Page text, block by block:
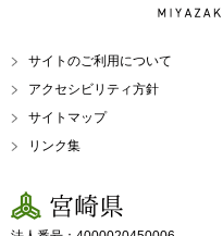
MIYAZAKI
サイトのご利用について
アクセシビリティ方針
サイトマップ
リンク集
宮崎県